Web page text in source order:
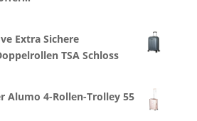
Extra Sichere
TSA Schloss
Alumo 4-Rollen-Trolley 55